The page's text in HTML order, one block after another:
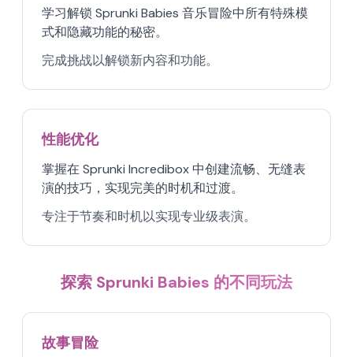
学习解锁 Sprunki Babies 音乐冒险中所有特殊模
式和隐藏功能的秘密。
完成挑战以解锁新内容和功能。
性能优化
掌握在 Sprunki Incredibox 中创建流畅、无缝表
演的技巧，实现完美的时机和过渡。
专注于节奏和时机以实现专业级表演。
探索 Sprunki Babies 的不同玩法
故事冒险